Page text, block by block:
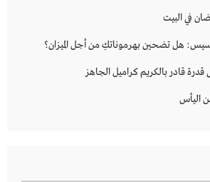
في البيت
قادر بالكريم كراميل الجاهز
اليأس